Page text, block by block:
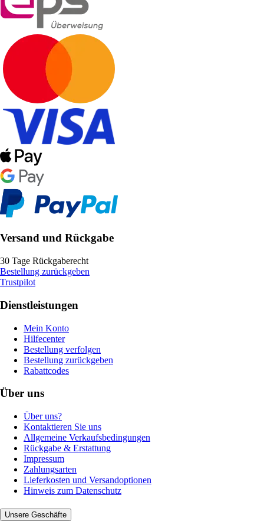
Versand und Rückgabe
30 Tage Rückgaberecht
Bestellung zurückgeben
Trustpilot
Dienstleistungen
Mein Konto
Hilfecenter
Bestellung verfolgen
Bestellung zurückgeben
Rabattcodes
Über uns
Über uns?
Kontaktieren Sie uns
Allgemeine Verkaufsbedingungen
Rückgabe & Erstattung
Impressum
Zahlungsarten
Lieferkosten und Versandoptionen
Hinweis zum Datenschutz
Unsere Geschäfte